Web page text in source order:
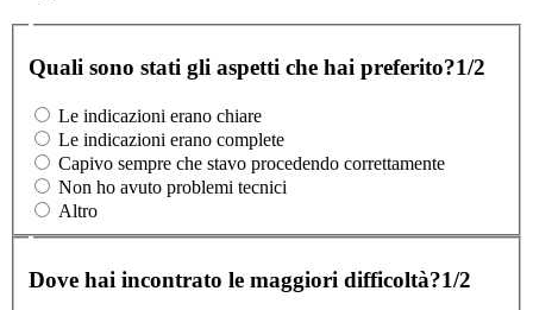
Quali sono stati gli aspetti che hai preferito?1/2
Le indicazioni erano chiare
Le indicazioni erano complete
Capivo sempre che stavo procedendo correttamente
Non ho avuto problemi tecnici
Altro
Dove hai incontrato le maggiori difficoltà?1/2